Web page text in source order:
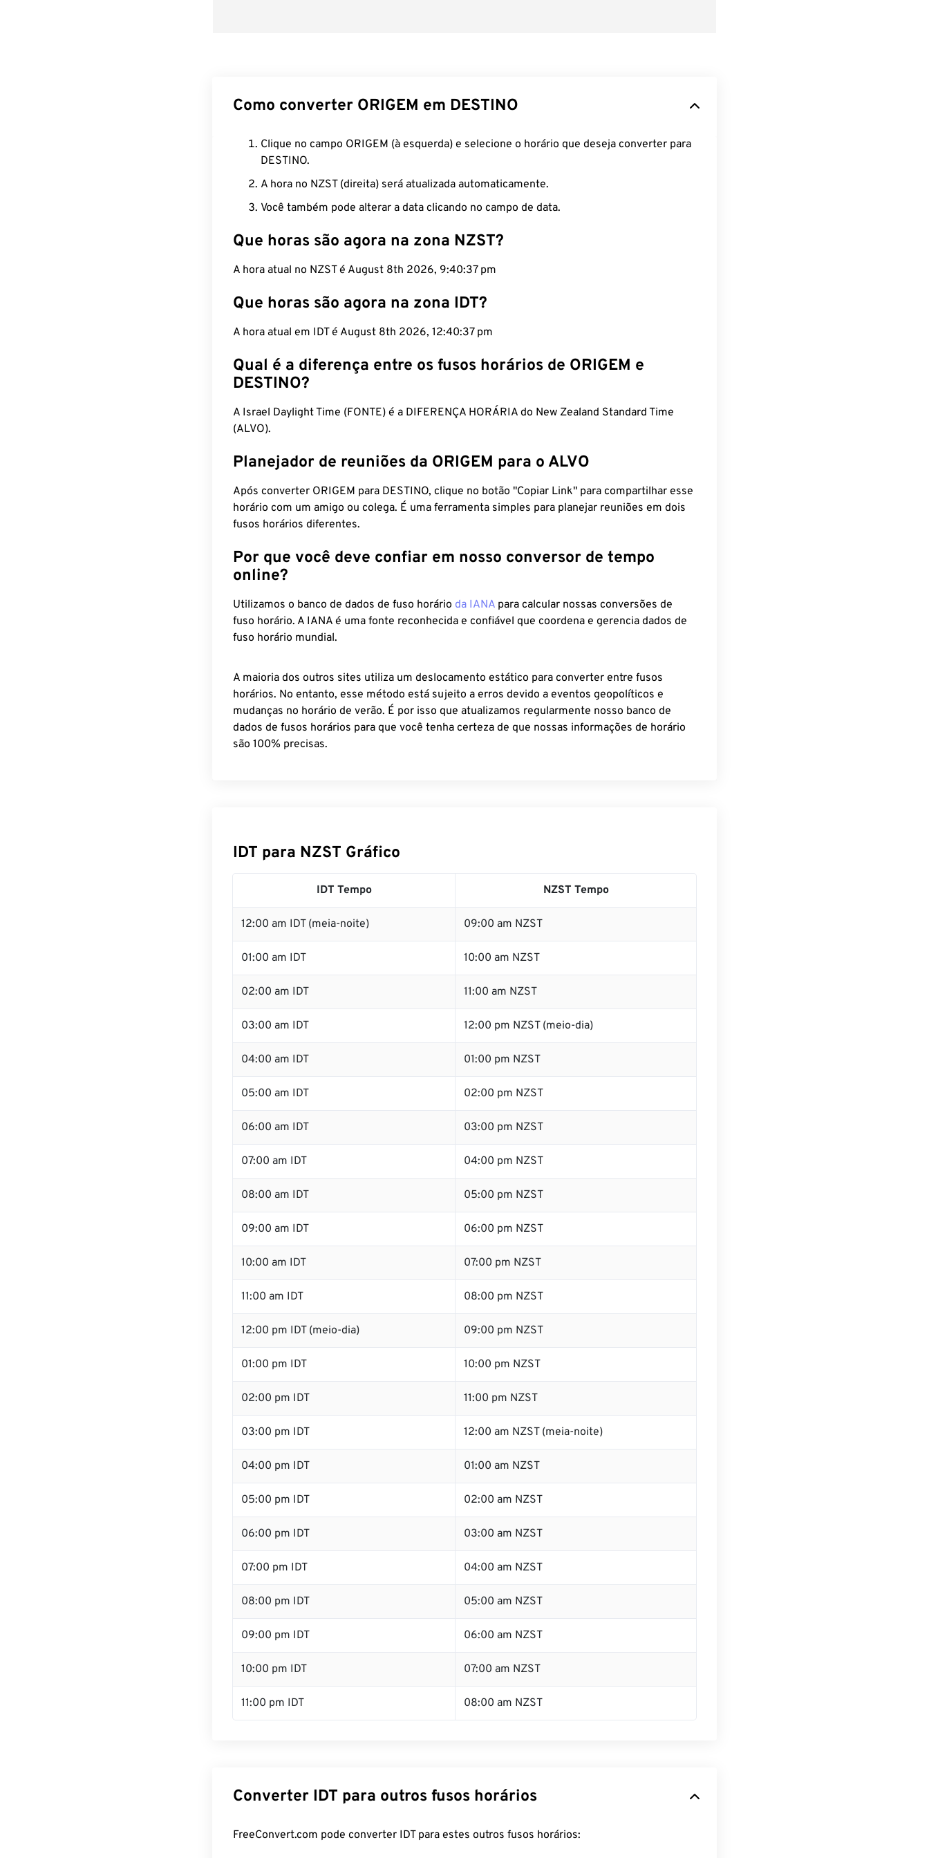
Como converter ORIGEM em DESTINO
Clique no campo ORIGEM (à esquerda) e selecione o horário que deseja converter para
DESTINO.
A hora no NZST (direita) será atualizada automaticamente.
Você também pode alterar a data clicando no campo de data.
Que horas são agora na zona NZST?
A hora atual no NZST é August 8th 2026, 9:40:38 pm
Que horas são agora na zona IDT?
A hora atual em IDT é August 8th 2026, 12:40:38 pm
Qual é a diferença entre os fusos horários de ORIGEM e
DESTINO?
A Israel Daylight Time (FONTE) é a DIFERENÇA HORÁRIA do New Zealand Standard Time
(ALVO).
Planejador de reuniões da ORIGEM para o ALVO
Após converter ORIGEM para DESTINO, clique no botão "Copiar Link" para compartilhar esse
horário com um amigo ou colega. É uma ferramenta simples para planejar reuniões em dois
fusos horários diferentes.
Por que você deve confiar em nosso conversor de tempo
online?
Utilizamos o banco de dados de fuso horário da IANA para calcular nossas conversões de
fuso horário. A IANA é uma fonte reconhecida e confiável que coordena e gerencia dados de
fuso horário mundial.
A maioria dos outros sites utiliza um deslocamento estático para converter entre fusos
horários. No entanto, esse método está sujeito a erros devido a eventos geopolíticos e
mudanças no horário de verão. É por isso que atualizamos regularmente nosso banco de
dados de fusos horários para que você tenha certeza de que nossas informações de horário
são 100% precisas.
IDT para NZST Gráfico
IDT Tempo NZST Tempo
12:00 am IDT (meia-noite) 09:00 am NZST
01:00 am IDT 10:00 am NZST
02:00 am IDT 11:00 am NZST
03:00 am IDT 12:00 pm NZST (meio-dia)
04:00 am IDT 01:00 pm NZST
05:00 am IDT 02:00 pm NZST
06:00 am IDT 03:00 pm NZST
07:00 am IDT 04:00 pm NZST
08:00 am IDT 05:00 pm NZST
09:00 am IDT 06:00 pm NZST
10:00 am IDT 07:00 pm NZST
11:00 am IDT 08:00 pm NZST
12:00 pm IDT (meio-dia) 09:00 pm NZST
01:00 pm IDT 10:00 pm NZST
02:00 pm IDT 11:00 pm NZST
03:00 pm IDT 12:00 am NZST (meia-noite)
04:00 pm IDT 01:00 am NZST
05:00 pm IDT 02:00 am NZST
06:00 pm IDT 03:00 am NZST
07:00 pm IDT 04:00 am NZST
08:00 pm IDT 05:00 am NZST
09:00 pm IDT 06:00 am NZST
10:00 pm IDT 07:00 am NZST
11:00 pm IDT 08:00 am NZST
Converter IDT para outros fusos horários
FreeConvert.com pode converter IDT para estes outros fusos horários: